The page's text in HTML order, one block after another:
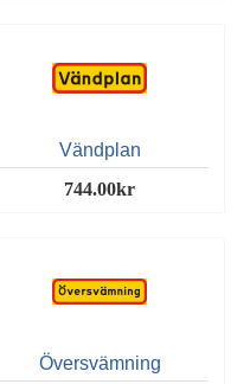
Vändplan
744.00kr
Översvämning